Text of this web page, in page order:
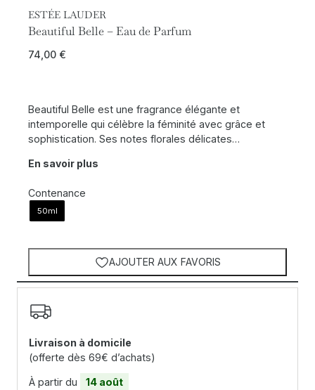
ESTÉE LAUDER
Beautiful Belle – Eau de Parfum
74,00 €
Beautiful Belle est une fragrance élégante et
intemporelle qui célèbre la féminité avec grâce et
sophistication. Ses notes florales délicates…
En savoir plus
Contenance
50ml
AJOUTER AUX FAVORIS
Livraison à domicile
(offerte dès 69€ d’achats)
À partir du 14 août